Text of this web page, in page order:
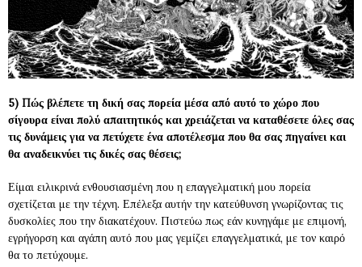
5) Πώς βλέπετε τη δική σας πορεία μέσα από αυτό το χώρο που
σίγουρα είναι πολύ απαιτητικός και χρειάζεται να καταθέσετε όλες σας
τις δυνάμεις για να πετύχετε ένα αποτέλεσμα που θα σας πηγαίνει και
θα αναδεικνύει τις δικές σας θέσεις;
Είμαι ειλικρινά ενθουσιασμένη που η επαγγελματική μου πορεία
σχετίζεται με την τέχνη. Επέλεξα αυτήν την κατεύθυνση γνωρίζοντας τις
δυσκολίες που την διακατέχουν. Πιστεύω πως εάν κυνηγάμε με επιμονή,
εγρήγορση και αγάπη αυτό που μας γεμίζει επαγγελματικά, με τον καιρό
θα το πετύχουμε.